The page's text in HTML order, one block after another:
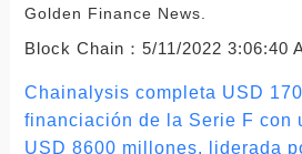
Golden Finance News.
Block Chain： 5/11/2022 3:06:40
Chainalysis completa USD
financiación de la Serie F con
USD 8600 millones, liderada